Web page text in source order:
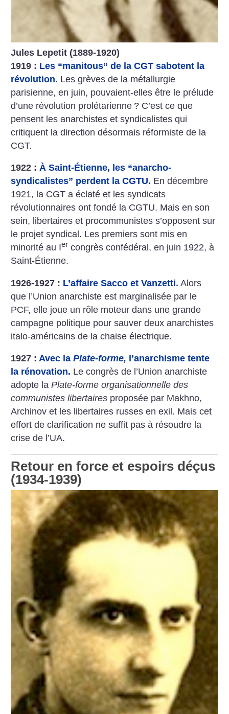
Jules Lepetit (1889-1920)
1919 : Les “manitous” de la CGT sabotent la
révolution. Les grèves de la métallurgie
parisienne, en juin, pouvaient-elles être le prélude
d’une révolution prolétarienne ? C’est ce que
pensent les anarchistes et syndicalistes qui
critiquent la direction désormais réformiste de la
CGT.
1922 :À Saint-Étienne, les “anarcho-
syndicalistes” perdent la CGTU. En décembre
1921, la CGT a éclaté et les syndicats
révolutionnaires ont fondé la CGTU. Mais en son
sein, libertaires et procommunistes s’opposent sur
le projet syndical. Les premiers sont mis en
minorité au Ier congrès confédéral, en juin 1922, à
Saint-Étienne.
1926-1927 : L’affaire Sacco et Vanzetti. Alors
que l’Union anarchiste est marginalisée par le
PCF, elle joue un rôle moteur dans une grande
campagne politique pour sauver deux anarchistes
italo-américains de la chaise électrique.
1927 :Avec laPlate-forme, l’anarchisme tente
la rénovation. Le congrès de l’Union anarchiste
adopte laPlate-forme organisationnelle des
communistes libertaires proposée par Makhno,
Archinov et les libertaires russes en exil. Mais cet
effort de clarification ne suffit pas à résoudre la
crise de l’UA.
Retour en force et espoirs déçus
(1934-1939)